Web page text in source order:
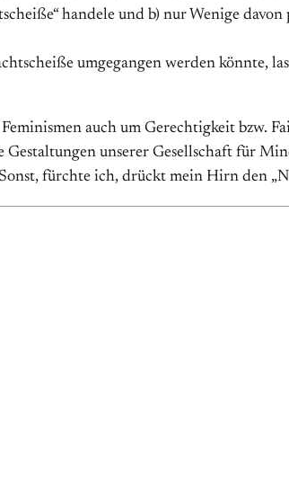
handele und b) nur Wenige
umgegangen werden könnte,
auch um Gerechtigkeit bzw.
unserer Gesellschaft für
fürchte ich, drückt mein Hirn den